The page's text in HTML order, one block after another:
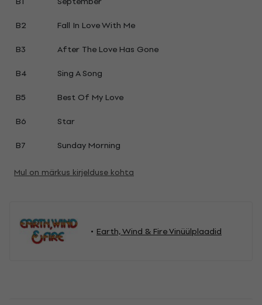
B2
Fall In Love With Me
B3
After The Love Has Gone
B4
Sing A Song
B5
Best Of My Love
B6
Star
B7
Sunday Morning
Mul on märkus kirjelduse kohta
Earth, Wind & Fire Vinüülplaadid